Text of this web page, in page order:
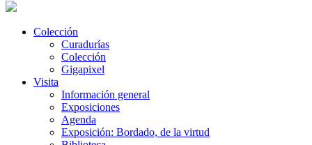
Colección
Curadurías
Colección
Gigapixel
Visita
Información general
Exposiciones
Agenda
Exposición: Bordado, de la virtud